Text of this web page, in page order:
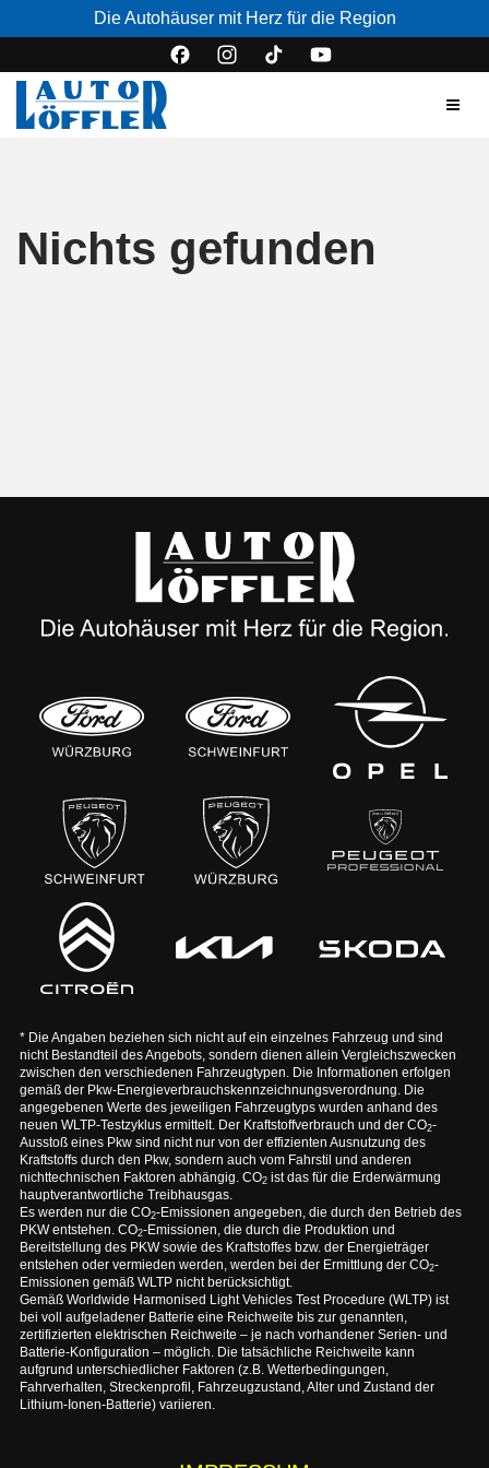
Die Autohäuser mit Herz für die Region
Nichts gefunden
* Die Angaben beziehen sich nicht auf ein einzelnes Fahrzeug und sind
nicht Bestandteil des Angebots, sondern dienen allein Vergleichszwecken
zwischen den verschiedenen Fahrzeugtypen. Die Informationen erfolgen
gemäß der Pkw-Energieverbrauchskennzeichnungsverordnung. Die
angegebenen Werte des jeweiligen Fahrzeugtyps wurden anhand des
neuen WLTP-Testzyklus ermittelt. Der Kraftstoffverbrauch und der CO2-
Ausstoß eines Pkw sind nicht nur von der effizienten Ausnutzung des
Kraftstoffs durch den Pkw, sondern auch vom Fahrstil und anderen
nichttechnischen Faktoren abhängig. CO2ist das für die Erderwärmung
hauptverantwortliche Treibhausgas.
Es werden nur die CO2-Emissionen angegeben, die durch den Betrieb des
PKW entstehen. CO2-Emissionen, die durch die Produktion und
Bereitstellung des PKW sowie des Kraftstoffes bzw. der Energieträger
entstehen oder vermieden werden, werden bei der Ermittlung der CO2-
Emissionen gemäß WLTP nicht berücksichtigt.
Gemäß Worldwide Harmonised Light Vehicles Test Procedure (WLTP) ist
bei voll aufgeladener Batterie eine Reichweite bis zur genannten,
zertifizierten elektrischen Reichweite – je nach vorhandener Serien- und
Batterie-Konfiguration – möglich. Die tatsächliche Reichweite kann
aufgrund unterschiedlicher Faktoren (z.B. Wetterbedingungen,
Fahrverhalten, Streckenprofil, Fahrzeugzustand, Alter und Zustand der
Lithium-Ionen-Batterie) variieren.